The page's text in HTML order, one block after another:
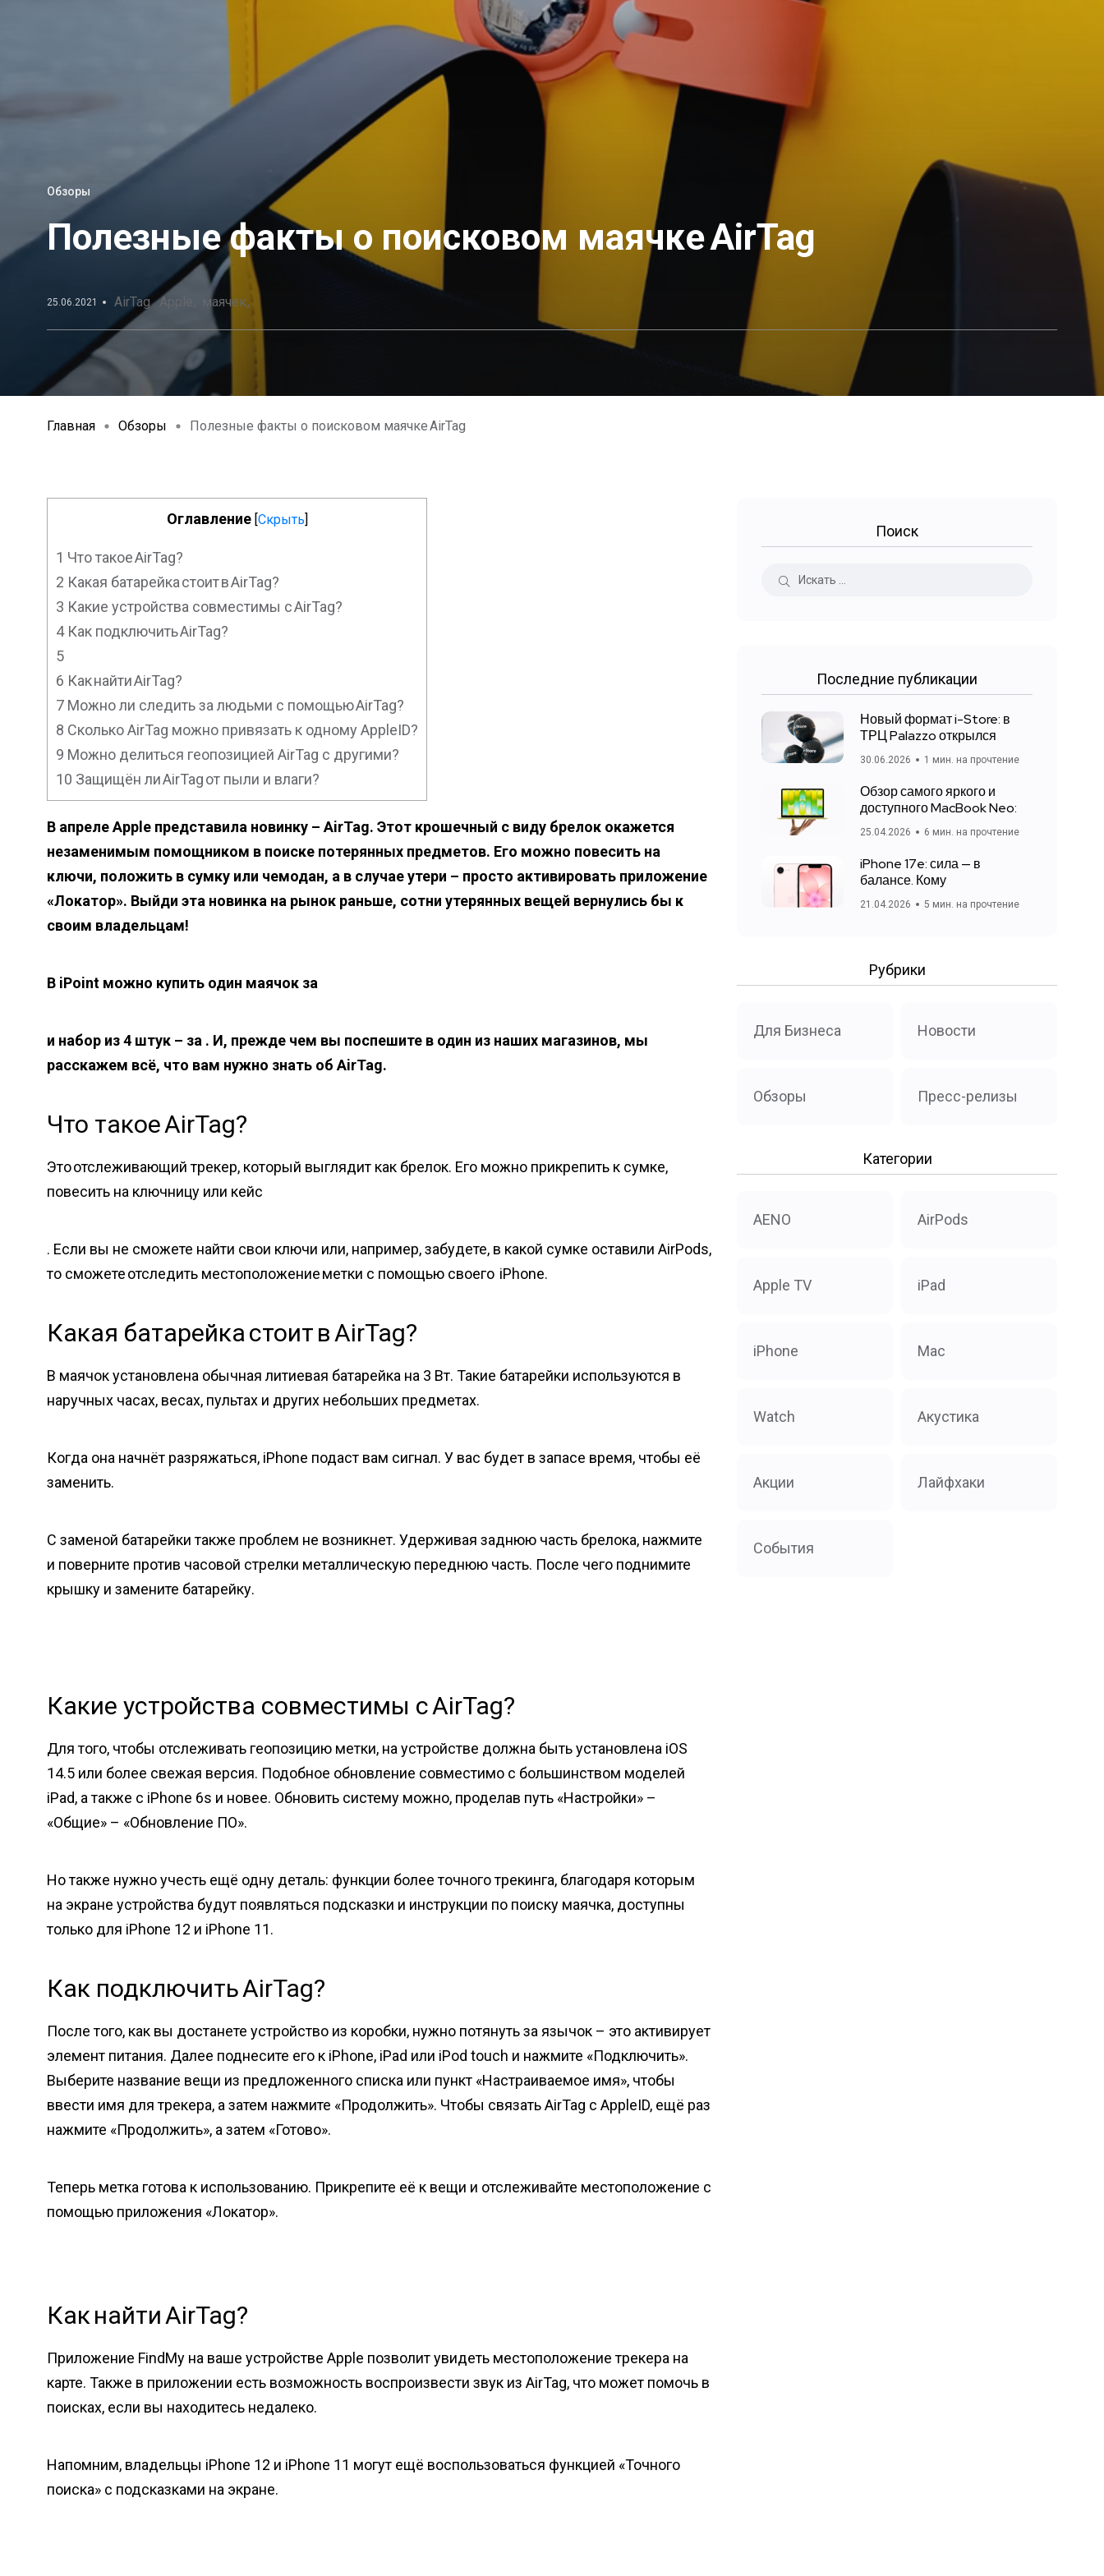
Обзоры
Полезные факты о поисковом маячке AirTag
25.06.2021 AirTag Apple маячек
Главная Обзоры Полезные факты о поисковом маячке AirTag
Оглавление [Скрыть]
1 Что такое AirTag?
2 Какая батарейка стоит в AirTag?
3 Какие устройства совместимы с AirTag?
4Как подключить AirTag?
5
6 Как найти AirTag?
7 Можно ли следить за людьми с помощью AirTag?
8 Сколько AirTag можно привязать к одному AppleID?
9 Можно делиться геопозицией AirTag с другими?
10 Защищён ли AirTag от пыли и влаги?
В апреле Apple представила новинку – AirTag. Этот крошечный с виду брелок окажется
незаменимым помощником в поиске потерянных предметов. Его можно повесить на
ключи, положить в сумку или чемодан, а в случае утери – просто активировать приложение
«Локатор». Выйди эта новинка на рынок раньше, сотни утерянных вещей вернулись бы к
своим владельцам!
В iPoint можно купить один маячок за
и набор из 4 штук – за . И, прежде чем вы поспешите в один из наших магазинов, мы
расскажем всё, что вам нужно знать об AirTag.
Что такое AirTag?
Это отслеживающий трекер, который выглядит как брелок. Его можно прикрепить к сумке,
повесить на ключницу или кейс
. Если вы не сможете найти свои ключи или, например, забудете, в какой сумке оставили AirPods,
то сможете отследить местоположение метки с помощью своего iPhone.
Какая батарейка стоит в AirTag?
В маячок установлена обычная литиевая батарейка на 3 Вт. Такие батарейки используются в
наручных часах, весах, пультах и других небольших предметах.
Когда она начнёт разряжаться, iPhone подаст вам сигнал. У вас будет в запасе время, чтобы её
заменить.
С заменой батарейки также проблем не возникнет. Удерживая заднюю часть брелока, нажмите
и поверните против часовой стрелки металлическую переднюю часть. После чего поднимите
крышку и замените батарейку.
Какие устройства совместимы с AirTag?
Для того, чтобы отслеживать геопозицию метки, на устройстве должна быть установлена iOS
14.5 или более свежая версия. Подобное обновление совместимо с большинством моделей
iPad, а также с iPhone 6s и новее. Обновить систему можно, проделав путь «Настройки» –
«Общие» – «Обновление ПО».
Но также нужно учесть ещё одну деталь: функции более точного трекинга, благодаря которым
на экране устройства будут появляться подсказки и инструкции по поиску маячка, доступны
только для iPhone 12 и iPhone 11.
Как подключить AirTag?
После того, как вы достанете устройство из коробки, нужно потянуть за язычок – это активирует
элемент питания. Далее поднесите его к iPhone, iPad или iPod touch и нажмите «Подключить».
Выберите название вещи из предложенного списка или пункт «Настраиваемое имя», чтобы
ввести имя для трекера, а затем нажмите «Продолжить». Чтобы связать AirTag с AppleID, ещё раз
нажмите «Продолжить», а затем «Готово».
Теперь метка готова к использованию. Прикрепите её к вещи и отслеживайте местоположение с
помощью приложения «Локатор».
Как найти AirTag?
Приложение FindMy на ваше устройстве Apple позволит увидеть местоположение трекера на
карте. Также в приложении есть возможность воспроизвести звук из AirTag, что может помочь в
поисках, если вы находитесь недалеко.
Напомним, владельцы iPhone 12 и iPhone 11 могут ещё воспользоваться функцией «Точного
поиска» с подсказками на экране.
Поиск
Последние публикации
Новый формат i-Store: в
ТРЦ Palazzo открылся
30.06.2026 1 мин. на прочтение
Обзор самого яркого и
доступного MacBook Neo:
25.04.2026 6 мин. на прочтение
iPhone 17e: сила — в
балансе. Кому
21.04.2026 5 мин. на прочтение
Рубрики
Для Бизнеса Новости
Обзоры Пресс-релизы
Категории
AENO AirPods
Apple TV iPad
iPhone Mac
Watch Акустика
Акции Лайфхаки
События